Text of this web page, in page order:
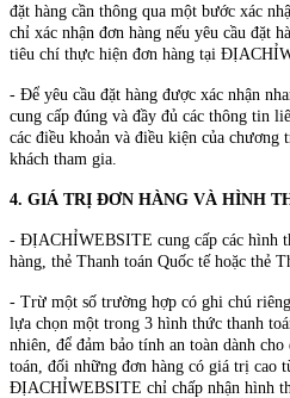
đặt hàng cần thông qua một bước xác
chỉ xác nhận đơn hàng nếu yêu cầu đặt
tiêu chí thực hiện đơn hàng tại
- Để yêu cầu đặt hàng được xác nhận
cung cấp đúng và đầy đủ các thông tin
các điều khoản và điều kiện của
khách tham gia.
4. GIÁ TRỊ ĐƠN HÀNG VÀ HÌNH
- ĐỊACHỈWEBSITE cung cấp các hình
hàng, thẻ Thanh toán Quốc tế hoặc thẻ
- Trừ một số trường hợp có ghi chú
lựa chọn một trong 3 hình thức thanh
nhiên, để đảm bảo tính an toàn dành
toán, đối những đơn hàng có giá trị cao
ĐỊACHỈWEBSITE chỉ chấp nhận hình